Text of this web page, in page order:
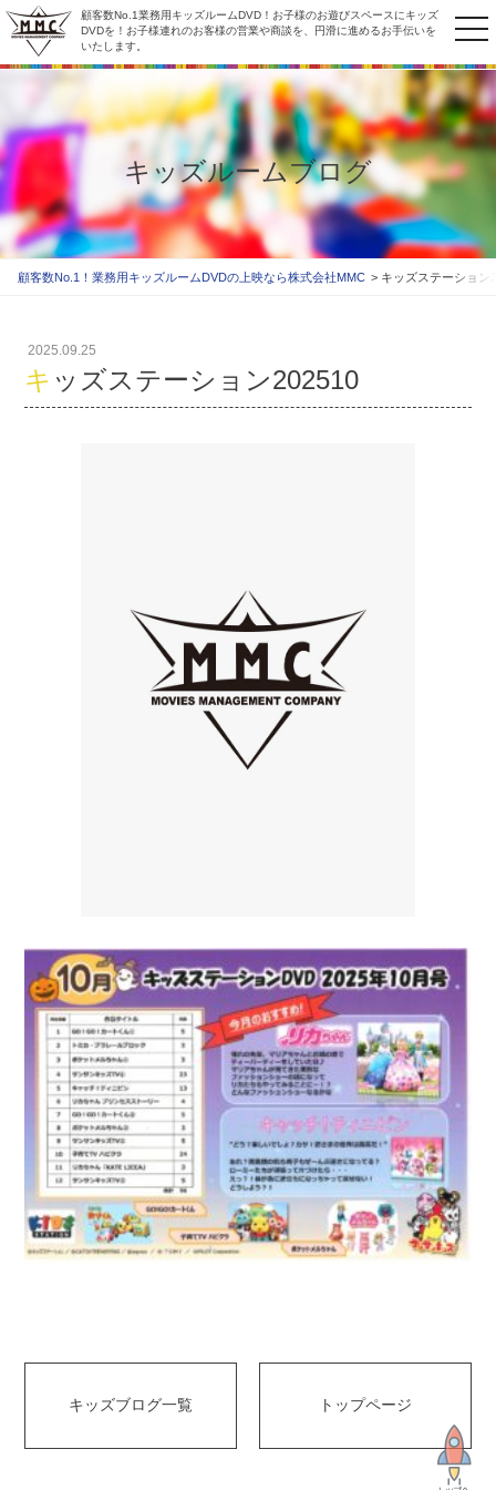
顧客数No.1業務用キッズルームDVD！お子様のお遊びスペースにキッズ
DVDを！お子様連れのお客様の営業や商談を、円滑に進めるお手伝いを
いたします。
キッズルームブログ
顧客数No.1！業務用キッズルームDVDの上映なら株式会社MMC キッズステーション
2025.09.25
キッズステーション202510
キッズブログ一覧 トップページ